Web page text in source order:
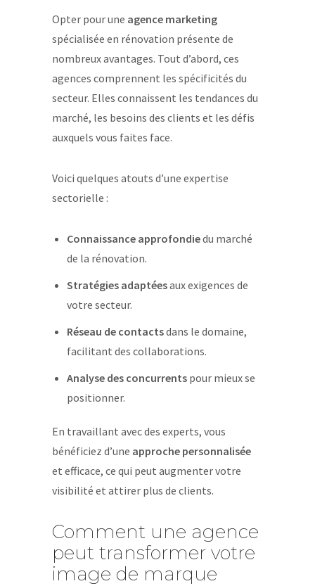
Opter pour une agence marketing
spécialisée en rénovation présente de
nombreux avantages. Tout d’abord, ces
agences comprennent les spécificités du
secteur. Elles connaissent les tendances du
marché, les besoins des clients et les défis
auxquels vous faites face.
Voici quelques atouts d’une expertise
sectorielle :
Connaissance approfondiedu marché
de la rénovation.
Stratégies adaptéesaux exigences de
votre secteur.
Réseau de contactsdans le domaine,
facilitant des collaborations.
Analyse des concurrentspour mieux se
positionner.
En travaillant avec des experts, vous
bénéficiez d’une approche personnalisée
et efficace, ce qui peut augmenter votre
visibilité et attirer plus de clients.
Comment une agence
peut transformer votre
image de marque